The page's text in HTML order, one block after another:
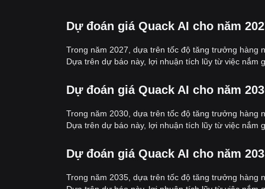
Dự đoán giá Quack AI cho năm
Trong năm 2027, dựa trên tốc độ tăng trưởng hàng
Dựa trên dự báo này, lợi nhuận tích lũy từ việc nắm
Dự đoán giá Quack AI cho năm
Trong năm 2030, dựa trên tốc độ tăng trưởng hàng
Dựa trên dự báo này, lợi nhuận tích lũy từ việc nắm
Dự đoán giá Quack AI cho năm
Trong năm 2035, dựa trên tốc độ tăng trưởng hàng